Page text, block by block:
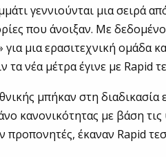
γεννιούνται μια σειρά
που άνοιξαν. Με
για μια ερασιτεχνική ομάδα
νέα μέτρα έγινε με Rapid
μπήκαν στη
κανονικότητας με βάση
προπονητές, έκαναν Rapid